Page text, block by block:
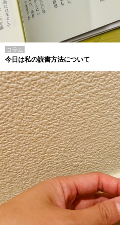
コラム
今日は私の読書方法について